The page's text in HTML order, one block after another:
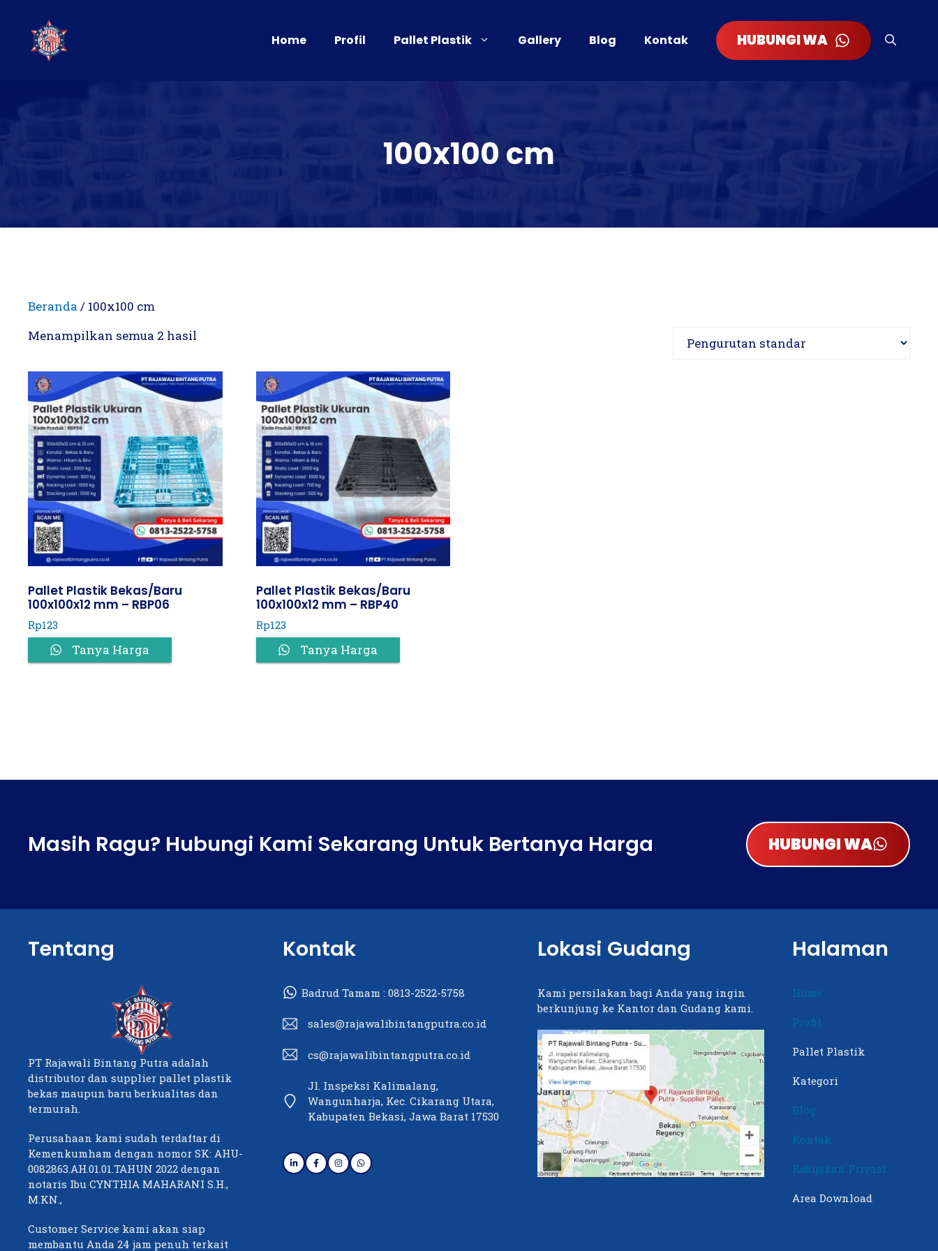
Home Profil Pallet Plastik Gallery Blog Kontak HUBUNGI WA
100x100 cm
Beranda / 100x100 cm
Menampilkan semua 2 hasil
Pallet Plastik Bekas/Baru
100x100x12 mm – RBP06
Rp123
Tanya Harga
Pallet Plastik Bekas/Baru
100x100x12 mm – RBP40
Rp123
Tanya Harga
Masih Ragu? Hubungi Kami Sekarang Untuk Bertanya Harga HUBUNGI WA
Tentang
PT Rajawali Bintang Putra adalah
distributor dan supplier pallet plastik
bekas maupun baru berkualitas dan
termurah.
Perusahaan kami sudah terdaftar di
Kemenkumham dengan nomor SK: AHU-
0082863.AH.01.01.TAHUN 2022 dengan
notaris Ibu CYNTHIA MAHARANI S.H.,
M.KN.,
Customer Service kami akan siap
membantu Anda 24 jam penuh terkait
Kontak
Badrud Tamam :0813-2522-5758
sales@rajawalibintangputra.co.id
cs@rajawalibintangputra.co.id
Jl. Inspeksi Kalimalang,
Wangunharja, Kec. Cikarang Utara,
Kabupaten Bekasi, Jawa Barat 17530
Lokasi Gudang
Kami persilakan bagi Anda yang ingin
berkunjung ke Kantor dan Gudang kami.
Halaman
Home
Profil
Pallet Plastik
Kategori
Blog
Kontak
Kebijakan Privasi
Area Download